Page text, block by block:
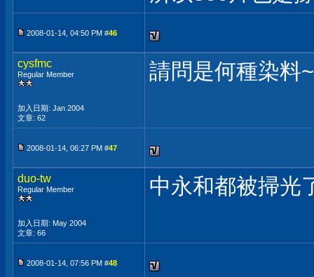
2008-01-14, 04:50 PM #46
cysfmc
Regular Member
加入日期: Jan 2004
文章: 62
請問是何種染料
2008-01-14, 06:27 PM #47
duo-tw
Regular Member
加入日期: May 2004
文章: 66
中永和都被掃光
2008-01-14, 07:56 PM #48